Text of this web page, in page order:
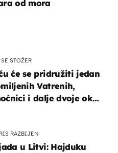
STOŽER
će se pridružiti jedan
Vatrenih,
i dalje dvoje oko
RAZBIJEN
u Litvi: Hajduku
od mora